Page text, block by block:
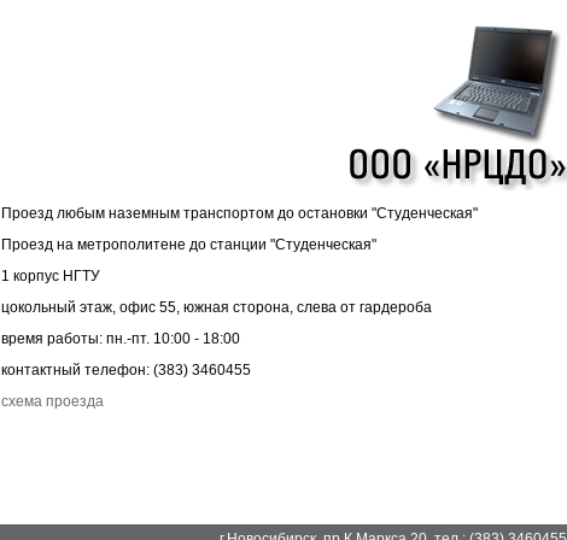
Проезд любым наземным транспортом до остановки "Студенческая"
Проезд на метрополитене до станции "Студенческая"
1 корпус НГТУ
цокольный этаж, офис 55, южная сторона, слева от гардероба
время работы: пн.-пт. 10:00 - 18:00
контактный телефон: (383) 3460455
схема проезда